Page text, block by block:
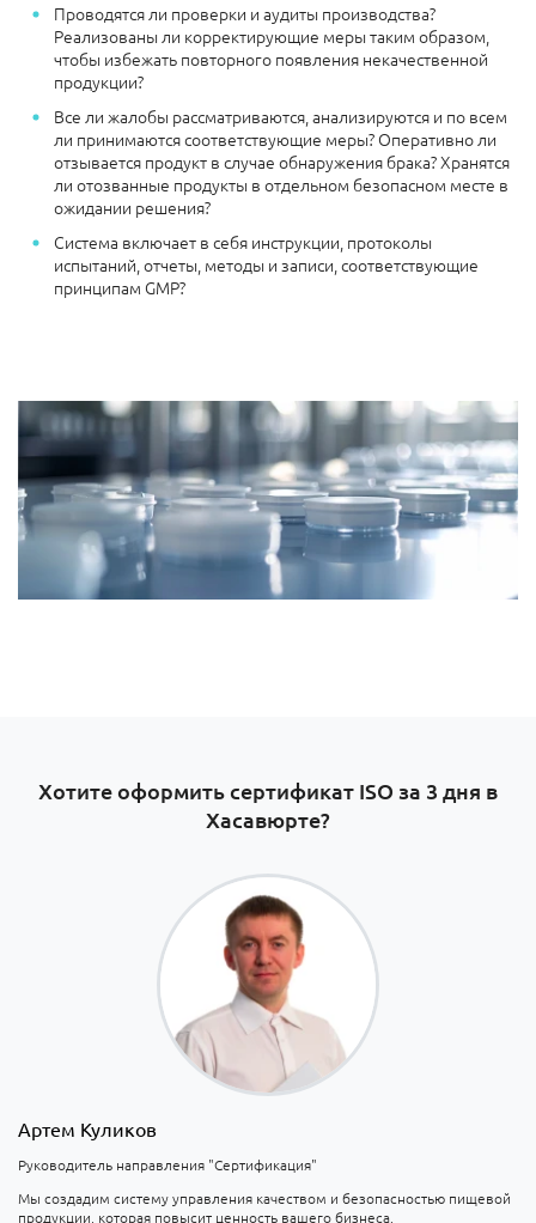
Проводятся ли проверки и аудиты производства?
Реализованы ли корректирующие меры таким образом,
чтобы избежать повторного появления некачественной
продукции?
Все ли жалобы рассматриваются, анализируются и по всем
ли принимаются соответствующие меры? Оперативно ли
отзывается продукт в случае обнаружения брака? Хранятся
ли отозванные продукты в отдельном безопасном месте в
ожидании решения?
Система включает в себя инструкции, протоколы
испытаний, отчеты, методы и записи, соответствующие
принципам GMP?
Хотите оформить сертификат ISO за 3 дня в
Хасавюрте?
Артем Куликов
Руководитель направления "Сертификация"
Мы создадим систему управления качеством и безопасностью пищевой
продукции, которая повысит ценность вашего бизнеса.